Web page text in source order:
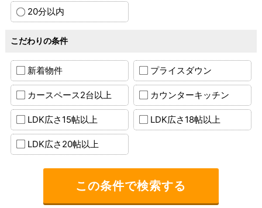
20分以内
こだわりの条件
新着物件 プライスダウン
カースペース2台以上 カウンターキッチン
LDK広さ15帖以上 LDK広さ18帖以上
LDK広さ20帖以上